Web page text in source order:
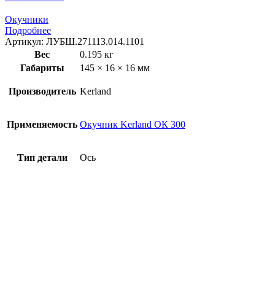
Окучники
Подробнее
Артикул: ЛУБШ.271113.014.1101
Вес
0.195 кг
Габариты
145 × 16 × 16 мм
Производитель Kerland
Применяемость Окучник Kerland ОК 300
Тип детали Ось